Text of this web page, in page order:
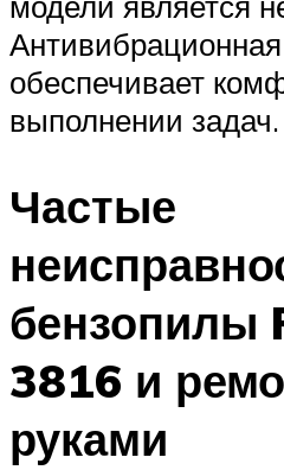
обеспечивает
выполнении задач.
Частые
бензопилы
3816 и
руками